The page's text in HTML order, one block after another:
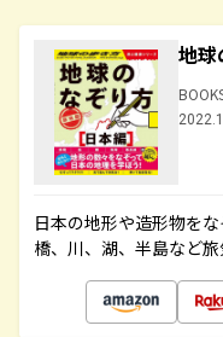
地
日本の地形や造形物を
橋、川、湖、半島など